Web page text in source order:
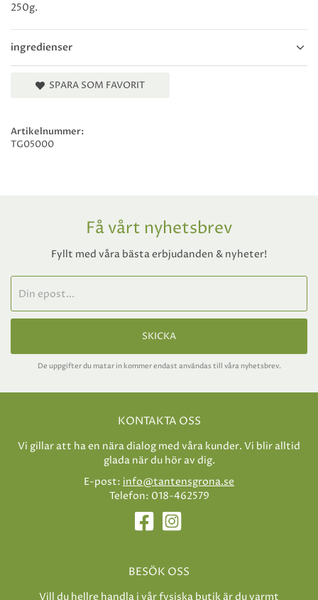
ingredienser
250g.
SPARA SOM FAVORIT
Artikelnummer:
TG05000
Få vårt nyhetsbrev
Fyllt med våra bästa erbjudanden & nyheter!
SKICKA
De uppgifter du matar in kommer endast användas till våra nyhetsbrev.
KONTAKTA OSS
Vi gillar att ha en nära dialog med våra kunder. Vi blir alltid
glada när du hör av dig.
E-post: info@tantensgrona.se
Telefon: 018-462579
BESÖK OSS
Vill du hellre handla i vår fysiska butik är du varmt